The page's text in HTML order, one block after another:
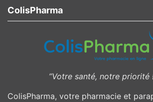
ColisPharma
”Votre santé, notre priorité
ColisPharma, votre pharmacie et